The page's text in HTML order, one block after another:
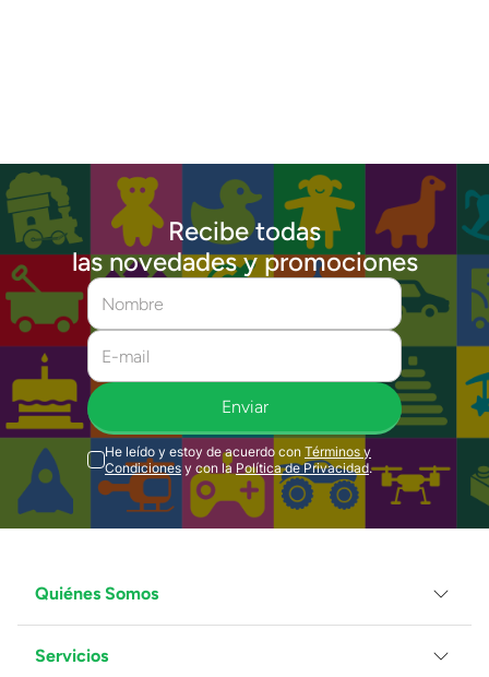
Recibe todas
las novedades y promociones
Enviar
He leído y estoy de acuerdo con Términos y
Condiciones y con la Política de Privacidad.
Quiénes Somos
Grupo Juguetron
Servicios